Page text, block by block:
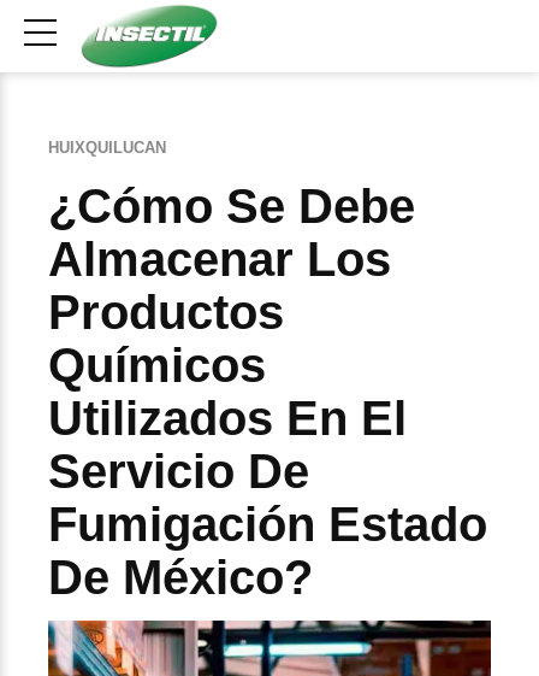
HUIXQUILUCAN
¿Cómo Se Debe
Almacenar Los
Productos
Químicos
Utilizados En El
Servicio De
Fumigación Estado
De México?